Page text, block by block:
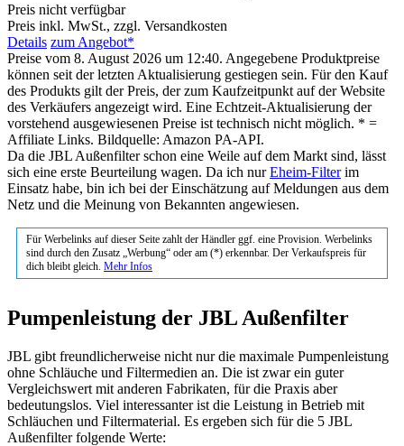
Preis nicht verfügbar
Preis inkl. MwSt., zzgl. Versandkosten
Details zum Angebot*
Preise vom 8. August 2026 um 12:40. Angegebene Produktpreise
können seit der letzten Aktualisierung gestiegen sein. Für den Kauf
des Produkts gilt der Preis, der zum Kaufzeitpunkt auf der Website
des Verkäufers angezeigt wird. Eine Echtzeit-Aktualisierung der
vorstehend ausgewiesenen Preise ist technisch nicht möglich. * =
Affiliate Links. Bildquelle: Amazon PA-API.
Da die JBL Außenfilter schon eine Weile auf dem Markt sind, lässt
sich eine erste Beurteilung wagen. Da ich nurEheim-Filterim
Einsatz habe, bin ich bei der Einschätzung auf Meldungen aus dem
Netz und die Meinung von Bekannten angewiesen.
Für Werbelinks auf dieser Seite zahlt der Händler ggf. eine Provision. Werbelinks
sind durch den Zusatz „Werbung“ oder am (*) erkennbar. Der Verkaufspreis für
dich bleibt gleich. Mehr Infos
Pumpenleistung der JBL Außenfilter
JBL gibt freundlicherweise nicht nur die maximale Pumpenleistung
ohne Schläuche und Filtermedien an. Die ist zwar ein guter
Vergleichswert mit anderen Fabrikaten, für die Praxis aber
bedeutungslos. Viel interessanter ist die Leistung in Betrieb mit
Schläuchen und Filtermaterial. Es ergeben sich für die 5 JBL
Außenfilter folgende Werte: